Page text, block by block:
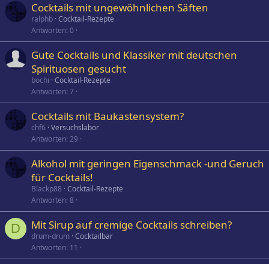
Cocktails mit ungewöhnlichen Säften
ralphb Cocktail-Rezepte
Antworten 0
Gute Cocktails und Klassiker mit deutschen
Spirituosen gesucht
bochi Cocktail-Rezepte
Antworten 7
Cocktails mit Baukastensystem?
chf6 Versuchslabor
Antworten 29
Alkohol mit geringen Eigenschmack -und Geruch
für Cocktails!
Blackp88 Cocktail-Rezepte
Antworten 8
D Mit Sirup auf cremige Cocktails schreiben?
drum-drum Cocktailbar
Antworten 11